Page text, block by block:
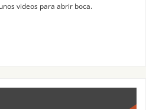
videos para abrir boca.